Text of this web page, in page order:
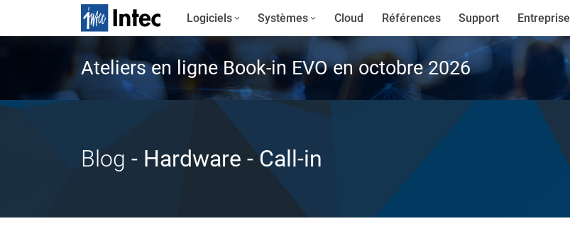
Logiciels Systèmes Cloud Références Support Entreprise
Ateliers en ligne Book-in EVO en octobre 2026
Blog - Hardware - Call-in